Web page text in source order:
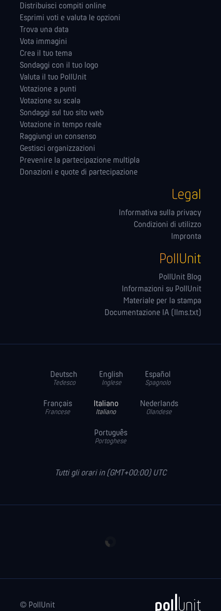
Distribuisci compiti online
Esprimi voti e valuta le opzioni
Trova una data
Vota immagini
Crea il tuo tema
Sondaggi con il tuo logo
Valuta il tuo PollUnit
Votazione a punti
Votazione su scala
Sondaggi sul tuo sito web
Votazione in tempo reale
Raggiungi un consenso
Gestisci organizzazioni
Prevenire la partecipazione multipla
Donazioni e quote di partecipazione
Legal
Informativa sulla privacy
Condizioni di utilizzo
Impronta
PollUnit
PollUnit Blog
Informazioni su PollUnit
Materiale per la stampa
Documentazione IA (llms.txt)
Deutsch
Tedesco
English
Inglese
Español
Spagnolo
Français
Francese
Italiano
Italiano
Nederlands
Olandese
Português
Portoghese
Tutti gli orari in (GMT+00:00) UTC
© PollUnit